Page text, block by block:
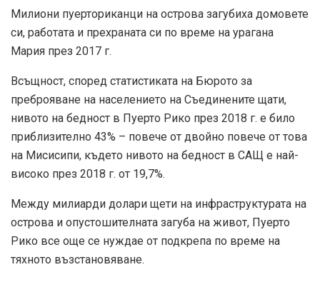
Милиони пуерториканци на острова загубиха домовете
си, работата и прехраната си по време на урагана
Мария през 2017 г.
Всъщност, според статистиката на Бюрото за
преброяване на населението на Съединените щати,
нивото на бедност в Пуерто Рико през 2018 г. е било
приблизително 43% – повече от двойно повече от това
на Мисисипи, където нивото на бедност в САЩ е най-
високо през 2018 г. от 19,7%.
Между милиарди долари щети на инфраструктурата на
острова и опустошителната загуба на живот, Пуерто
Рико все още се нуждае от подкрепа по време на
тяхното възстановяване.